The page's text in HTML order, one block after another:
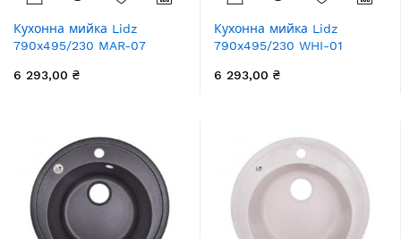
Кухонна мийка Lidz
790x495/230 MAR-07
6 293,00 ₴
Кухонна мийка Lidz
790x495/230 WHI-01
6 293,00 ₴